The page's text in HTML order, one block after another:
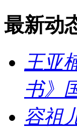
最新动
王亚
书》
容祖